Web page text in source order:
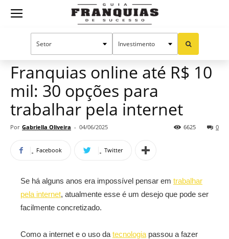
Guia
Oportunidades e tendências
Franquias online até R$ 10
mil: 30 opções para
trabalhar pela internet
Por Gabriella Oliveira - 04/06/2025 0
6625
Facebook Twitter
Se há alguns anos era impossível pensar em trabalhar
pela internet, atualmente esse é um desejo que pode ser
facilmente concretizado.
Como a internet e o uso da tecnologia passou a fazer